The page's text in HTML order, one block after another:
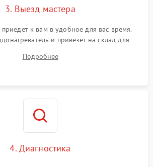
3. Выезд мастера
к вам в удобное для вас время.
и привезет на склад для
Подробнее
4. Диагностика